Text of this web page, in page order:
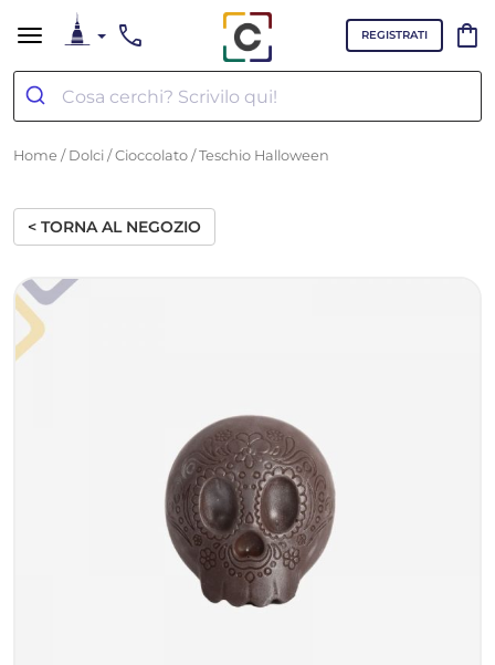
call REGISTRATI shopping_bag
Home / Dolci /Cioccolato / Teschio Halloween
< TORNA AL NEGOZIO